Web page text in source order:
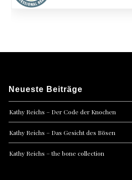
Neueste Beiträge
Kathy Reichs – Der Code der Knochen
Kathy Reichs – Das Gesicht des Bösen
Kathy Reichs – the bone collection